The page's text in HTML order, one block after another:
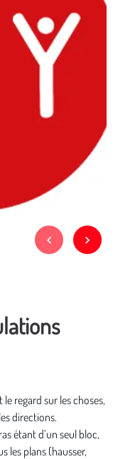
regard sur les choses,
directions.
étant d’un seul bloc,
les plans (hausser,